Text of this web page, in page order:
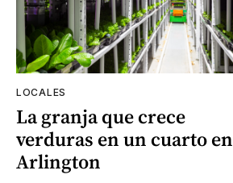
LOCALES
La granja que crece
verduras en un cuarto en
Arlington